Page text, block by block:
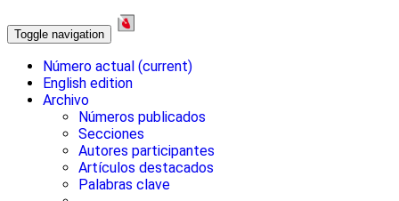
Toggle navigation
Número actual (current)
English edition
Archivo
Números publicados
Secciones
Autores participantes
Artículos destacados
Palabras clave